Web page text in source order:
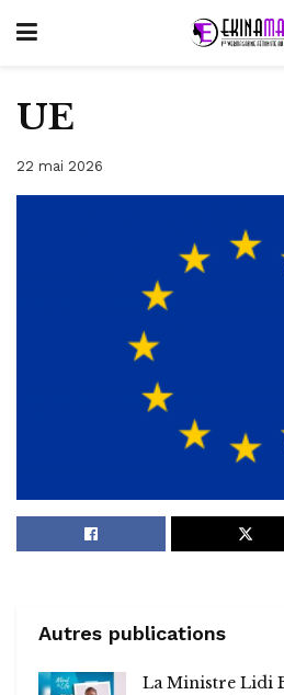
UE
22 mai 2026
Autres publications
La Ministre Lidi